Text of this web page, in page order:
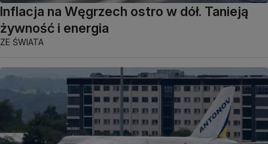
Inflacja na Węgrzech ostro w dół. Tanieją
żywność i energia
ZE ŚWIATA